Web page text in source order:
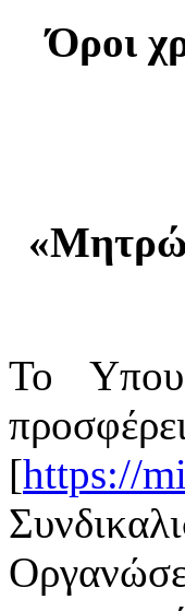
Όροι
«
Το
[https://